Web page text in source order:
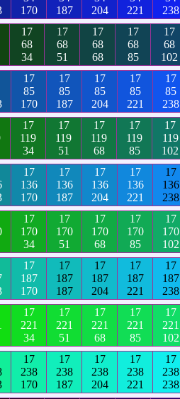
170
187
204
221
238
17
68
34
17
68
51
17
68
68
17
68
85
17
68
102
17
85
170
17
85
187
17
85
204
17
85
221
17
85
238
17
119
34
17
119
51
17
119
68
17
119
85
17
119
102
17
136
170
17
136
187
17
136
204
17
136
221
17
136
238
17
170
34
17
170
51
17
170
68
17
170
85
17
170
102
17
187
170
17
187
187
17
187
204
17
187
221
17
187
238
17
221
34
17
221
51
17
221
68
17
221
85
17
221
102
17
238
170
17
238
187
17
238
204
17
238
221
17
238
238